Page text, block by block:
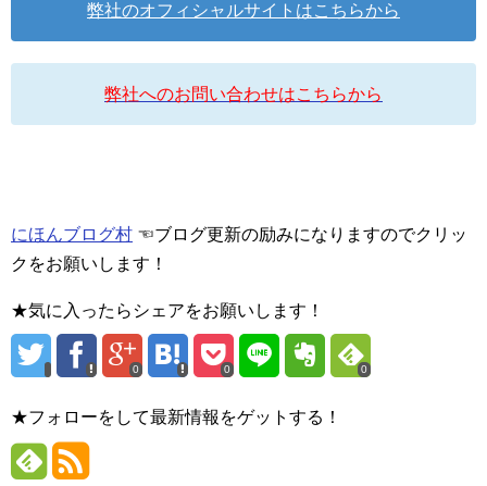
弊社のオフィシャルサイトはこちらから
弊社へのお問い合わせはこちらから
にほんブログ村 ☜ブログ更新の励みになりますのでクリッ
クをお願いします！
★気に入ったらシェアをお願いします！
0 0 0
★フォローをして最新情報をゲットする！